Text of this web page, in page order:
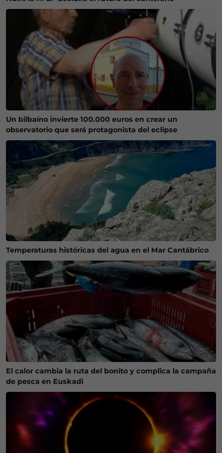
Un bilbaíno invierte 100.000 euros en crear un
observatorio que será protagonista del eclipse
Temperaturas históricas del agua en el Mar Cantábrico
El calor cambia la ruta del bonito y complica la campaña
de pesca en Euskadi